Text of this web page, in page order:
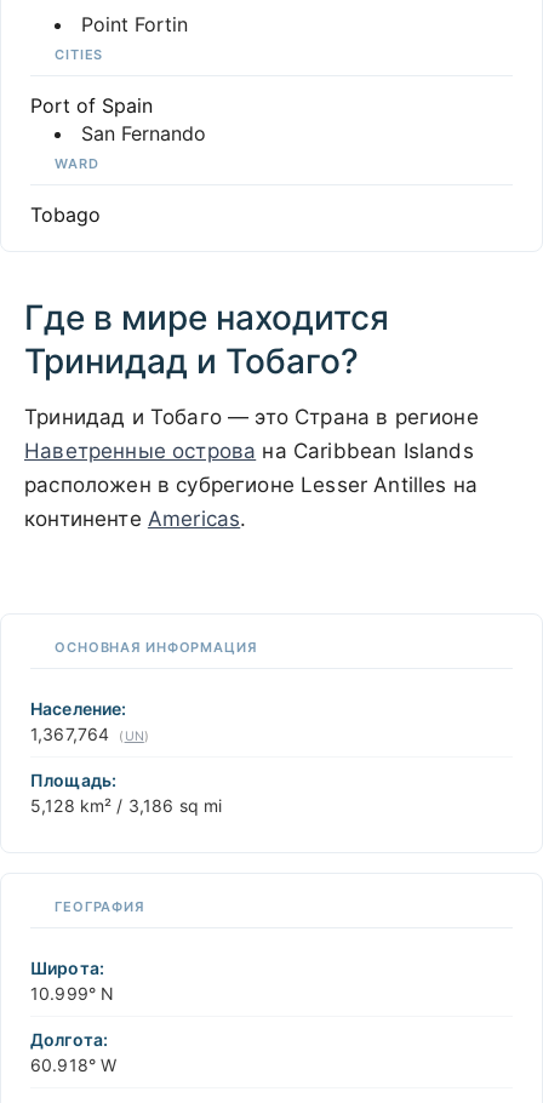
Point Fortin
CITIES
Port of Spain
San Fernando
WARD
Tobago
Где в мире находится
Тринидад и Тобаго?
Тринидад и Тобаго — это Страна в регионе
Наветренные острова на Caribbean Islands
расположен в субрегионе Lesser Antilles на
континенте Americas.
500 km / 310.7 mi
−
с
ОСНОВНАЯ ИНФОРМАЦИЯ
Население:
1,367,764
( UN)
Площадь:
5,128 km² / 3,186 sq mi
ГЕОГРАФИЯ
Широта:
10.999° N
Долгота:
60.918° W